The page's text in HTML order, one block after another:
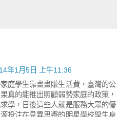
年1月5日 上午11:36
庭學生靠畫畫賺生活費，臺灣的公
真的能推出照顧弱勢家庭的政策，
學，日後這些人就是服務大眾的優
投注在見異思遷的明星學校學生身